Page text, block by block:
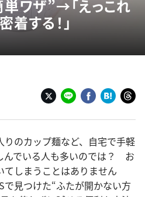
ワザ”→「えっこれ
着する！」
のカップ麺など、自宅で手軽
んでいる人も多いのでは？ お
しまうことはありません
見つけた“ふたが開かない方